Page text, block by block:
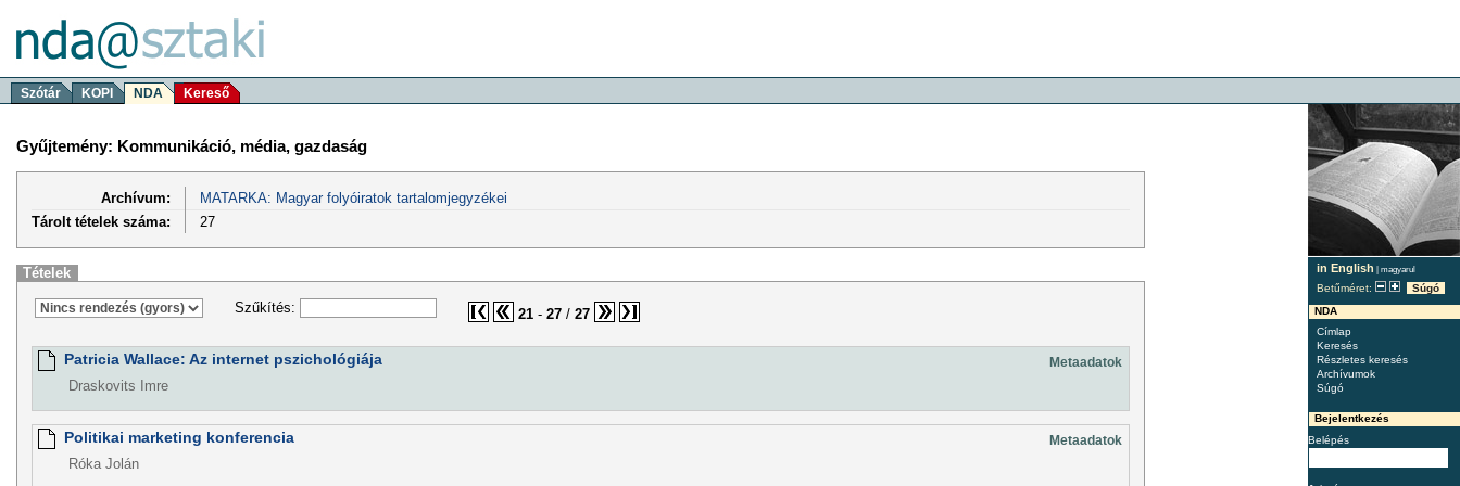
Szótár KOPI NDA Kereső
in English | magyarul
Betűméret:
Súgó
NDA
Címlap
Keresés
Részletes keresés
Archívumok
Súgó
Bejelentkezés
Belépés
Gyűjtemény: Kommunikáció, média, gazdaság
Archívum:
MATARKA: Magyar folyóiratok tartalomjegyzékei
Tárolt tételek száma:
27
Tételek
Szűkítés: 21- 27/ 27
Patricia Wallace: Az internet pszichológiája Metaadatok
Draskovits Imre
Politikai marketing konferencia Metaadatok
Róka Jolán